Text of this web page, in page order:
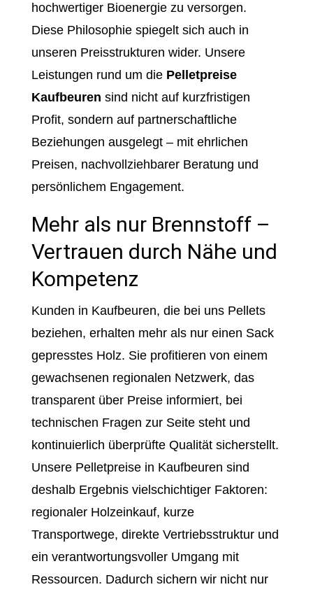
hochwertiger Bioenergie zu versorgen.
Diese Philosophie spiegelt sich auch in
unseren Preisstrukturen wider. Unsere
Leistungen rund um die Pelletpreise
Kaufbeuren sind nicht auf kurzfristigen
Profit, sondern auf partnerschaftliche
Beziehungen ausgelegt – mit ehrlichen
Preisen, nachvollziehbarer Beratung und
persönlichem Engagement.
Mehr als nur Brennstoff –
Vertrauen durch Nähe und
Kompetenz
Kunden in Kaufbeuren, die bei uns Pellets
beziehen, erhalten mehr als nur einen Sack
gepresstes Holz. Sie profitieren von einem
gewachsenen regionalen Netzwerk, das
transparent über Preise informiert, bei
technischen Fragen zur Seite steht und
kontinuierlich überprüfte Qualität sicherstellt.
Unsere Pelletpreise in Kaufbeuren sind
deshalb Ergebnis vielschichtiger Faktoren:
regionaler Holzeinkauf, kurze
Transportwege, direkte Vertriebsstruktur und
ein verantwortungsvoller Umgang mit
Ressourcen. Dadurch sichern wir nicht nur